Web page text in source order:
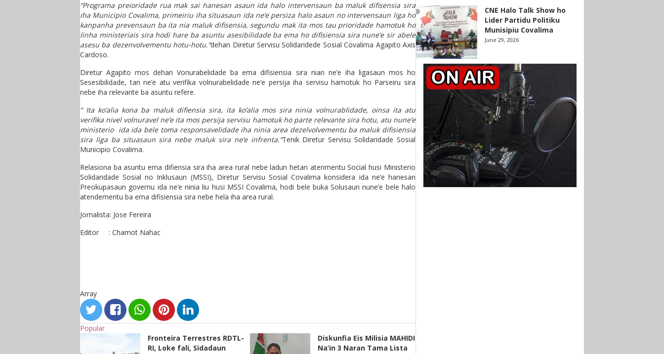
“Programa preioridade rua mak sai hanesan asaun ida halo intervensaun ba maluk difisensia sira
iha Municipio Covalima, primeiriu iha situasaun ida ne’e persiza halo asaun no intervensaun liga ho
kanpanha prevensaun ba ita nia maluk difisensia, segundu mak ita mos tau prioridade hamotuk ho
linha ministeriais sira hodi hare ba asuntu asesibilidade ba ema ho difisiensia sira nune’e sir abele
asesu ba dezenvolvementu hotu-hotu.”dehan Diretur Servisu Solidaridede Sosial Covalima Agapito Axis
Cardoso.
Diretur Agapito mos dehan Vonurabelidade ba ema difisiensia sira nian ne’e iha ligasaun mos ho
Sesesibilidade, tan ne’e atu verifika volnurabelidade ne’e persija iha servisu hamotuk ho Parseiru sira
nebe iha relevante ba asuntu refere.
“ Ita ko’alia kona ba maluk difiensia sira, ita ko’alia mos sira ninia volnurablidade, oinsa ita atu
verifika nivel volnuravel ne’e ita mos persija servisu hamotuk ho parte relevante sira hotu, atu nune’e
ministerio ida ida bele toma responsavelidade iha ninia area dezelvolvementu ba maluk difisiensia
sira liga ba situasaun sira nebe maluk sira ne’e infrenta.”Tenik Diretur Servisu Solidaridade Sosial
Municipio Covalima.
Relasiona ba asuntu ema difiensia sira iha area rural nebe ladun hetan atenmentu Social husi Ministerio
Solidaridade Sosial no Inklusaun (MSSI), Diretur Servisu Sosial Covalima konsidera ida ne’e hanesan
Preokupasaun governu ida ne’e ninia liu husi MSSI Covalima, hodi bele buka Solusaun nune’e bele halo
atendementu ba ema difisiensia sira nebe hela iha area rural.
Jornalista: Jose Fereira
Editor : Chamot Nahac
Array
Popular
Fronteira Terrestres RDTL-
RI, Loke fali, Sidadaun
Diskunfia Eis Milisia MAHIDI
Na’in 3 Naran Tama Lista
CNE Halo Talk Show ho
Lider Partidu Politiku
Munisipiu Covalima
June 29, 2026